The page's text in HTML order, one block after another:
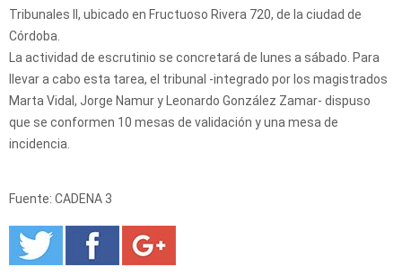
Tribunales II, ubicado en Fructuoso Rivera 720, de la ciudad de
Córdoba.
La actividad de escrutinio se concretará de lunes a sábado. Para
llevar a cabo esta tarea, el tribunal -integrado por los magistrados
Marta Vidal, Jorge Namur y Leonardo González Zamar- dispuso
que se conformen 10 mesas de validación y una mesa de
incidencia.
Fuente: CADENA 3